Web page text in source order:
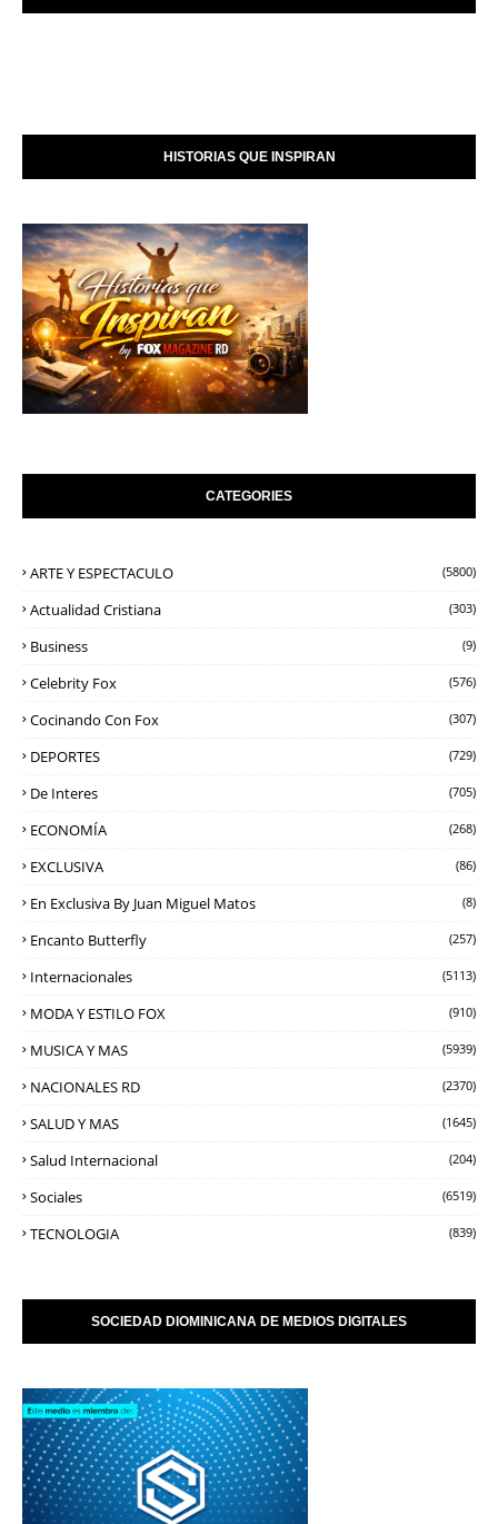
HISTORIAS QUE INSPIRAN
CATEGORIES
ARTE Y ESPECTACULO (5800)
Actualidad Cristiana (303)
Business (9)
Celebrity Fox (576)
Cocinando Con Fox (307)
DEPORTES (729)
De Interes (705)
ECONOMÍA (268)
EXCLUSIVA (86)
En Exclusiva By Juan Miguel Matos (8)
Encanto Butterfly (257)
Internacionales (5113)
MODA Y ESTILO FOX (910)
MUSICA Y MAS (5939)
NACIONALES RD (2370)
SALUD Y MAS (1645)
Salud Internacional (204)
Sociales (6519)
TECNOLOGIA (839)
SOCIEDAD DIOMINICANA DE MEDIOS DIGITALES